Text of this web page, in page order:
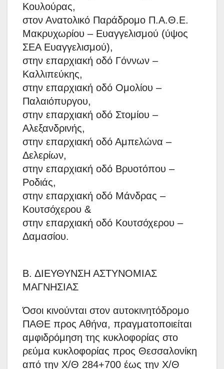
Κουλούρας,
στον Ανατολικό Παράδρομο Π.Α.Θ.Ε.
Μακρυχωρίου – Ευαγγελισμού (ύψος
ΣΕΑ Ευαγγελισμού),
στην επαρχιακή οδό Γόννων –
Καλλιπεύκης,
στην επαρχιακή οδό Ομολίου –
Παλαιόπυργου,
στην επαρχιακή οδό Στομίου –
Αλεξανδρινής,
στην επαρχιακή οδό Αμπελώνα –
Δελερίων,
στην επαρχιακή οδό Βρυοτόπου –
Ροδιάς,
στην επαρχιακή οδό Μάνδρας –
Κουτσόχερου &
στην επαρχιακή οδό Κουτσόχερου –
Δαμασίου.
Β. ΔΙΕΥΘΥΝΣΗ ΑΣΤΥΝΟΜΙΑΣ
ΜΑΓΝΗΣΙΑΣ
Όσοι κινούνται στον αυτοκινητόδρομο
ΠΑΘΕ προς Αθήνα, πραγματοποιείται
αμφιδρόμηση της κυκλοφορίας στο
ρεύμα κυκλοφορίας προς Θεσσαλονίκη
από την Χ/Θ 284+700 έως την Χ/Θ